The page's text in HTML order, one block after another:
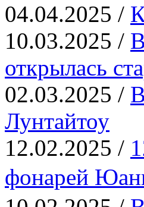
04.04.2025 /
10.03.2025 /
открылась
02.03.2025 /
Лунтайтоу
12.02.2025 /
фонарей